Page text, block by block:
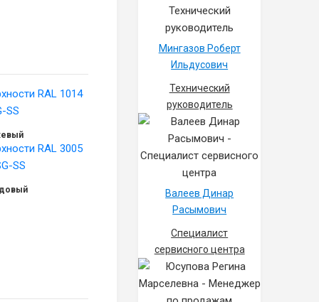
Мингазов Роберт
Ильдусович
Технический
руководитель
Валеев Динар
Расымович
Специалист
сервисного центра